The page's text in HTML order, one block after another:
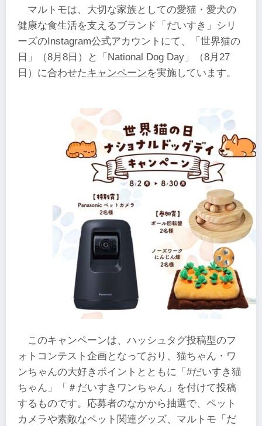
マルトモは、大切な家族としての愛猫・愛犬の
健康な食生活を支えるブランド「だいすき」シリ
ーズのInstagram公式アカウントにて、「世界猫の
日」（8月8日）と「National Dog Day」（8月27
日）に合わせたキャンペーンを実施しています。
このキャンペーンは、ハッシュタグ投稿型のフ
ォトコンテスト企画となっており、猫ちゃん・ワ
ンちゃんの大好きポイントとともに「#だいすき猫
ちゃん」「＃だいすきワンちゃん」を付けて投稿
するものです。応募者のなかから抽選で、ペット
カメラや素敵なペット関連グッズ、マルトモ「だ